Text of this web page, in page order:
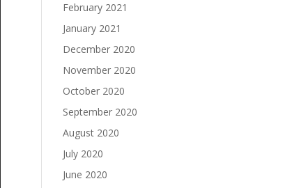
February 2021
January 2021
December 2020
November 2020
October 2020
September 2020
August 2020
July 2020
June 2020